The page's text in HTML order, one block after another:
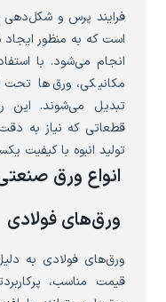
فرایند پرس و شکل‌دهی
است که به منظور
انجام می‌شود. با
مکانیکی، ورق‌ها تحت
تبدیل می‌شوند. این
قطعاتی که نیاز به دقت
تولید انبوه با کیفیت
انواع ورق
ورق‌های فولادی
ورق‌های فولادی به
قیمت مناسب،